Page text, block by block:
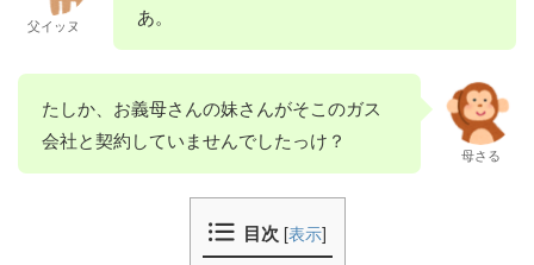
父イッヌ
あ。
たしか、お義母さんの妹さんがそこのガス
会社と契約していませんでしたっけ？
母さる
目次 [表示]